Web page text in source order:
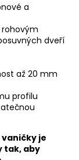
a
dveří
až 20 mm
profilu
vaničky je
tak, aby